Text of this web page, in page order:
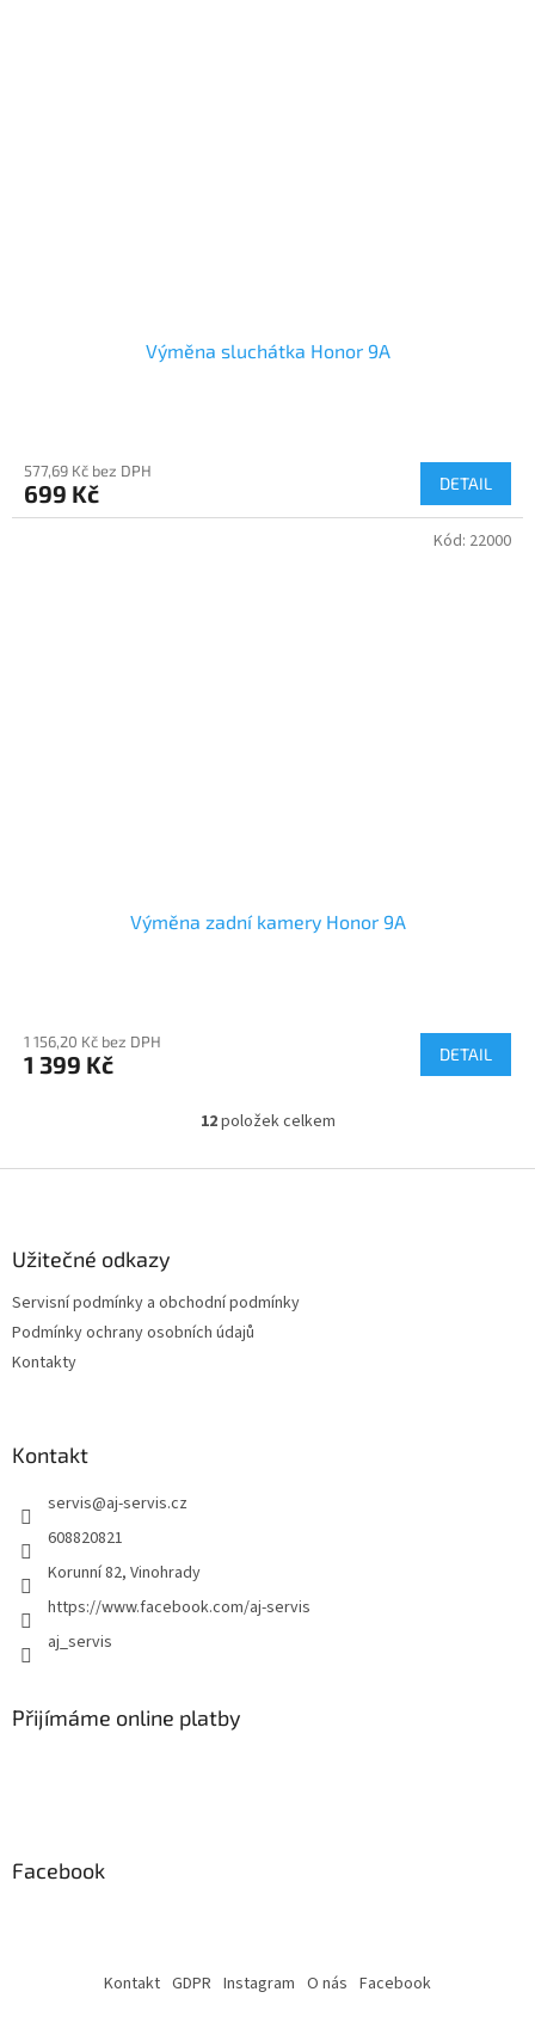
Výměna sluchátka Honor 9A
577,69 Kč bez DPH
699 Kč DETAIL
Výměna zadní kamery Honor 9A
1 156,20 Kč bez DPH
1 399 Kč DETAIL
Kód: 22000
O
l
p
12položek celkem
Užitečné odkazy
Servisní podmínky a obchodní podmínky
Podmínky ochrany osobních údajů
Kontakty
Kontakt
servis@aj-servis.cz
608820821
Korunní 82, Vinohrady
https://www.facebook.com/aj-servis
aj_servis
Přijímáme online platby
Facebook
Kontakt GDPR Instagram O nás Facebook